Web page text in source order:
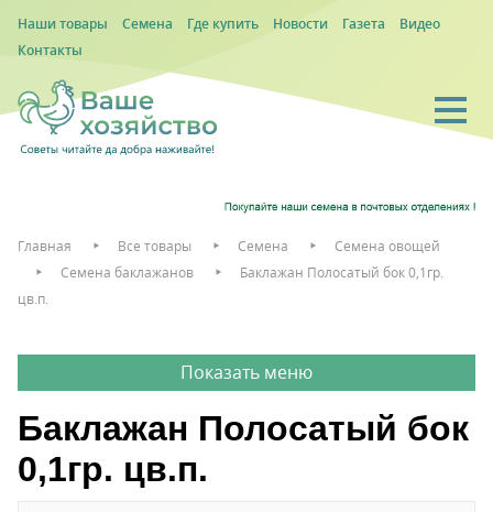
Наши товары Семена Где купить Новости Газета
Видео
Контакты
Главная Все товары Семена
Семена овощей
Семена баклажанов
Баклажан Полосатый бок 0,1гр.
цв.п.
Баклажан Полосатый бок
0,1гр. цв.п.